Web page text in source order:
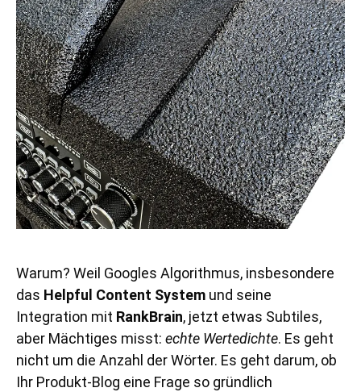
Warum? Weil Googles Algorithmus, insbesondere
das Helpful Content System und seine
Integration mit RankBrain, jetzt etwas Subtiles,
aber Mächtiges misst: echte Wertedichte. Es geht
nicht um die Anzahl der Wörter. Es geht darum, ob
Ihr Produkt-Blog eine Frage so gründlich